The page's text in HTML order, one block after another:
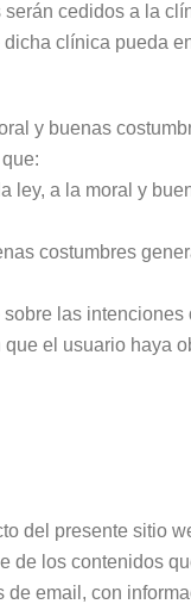
cedidos a la
clínica pueda
y buenas
ley, a la moral y
costumbres
las
el usuario haya
del presente sitio
de los contenidos
email, con